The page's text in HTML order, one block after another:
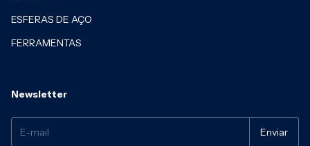
ESFERAS DE AÇO
FERRAMENTAS
Newsletter